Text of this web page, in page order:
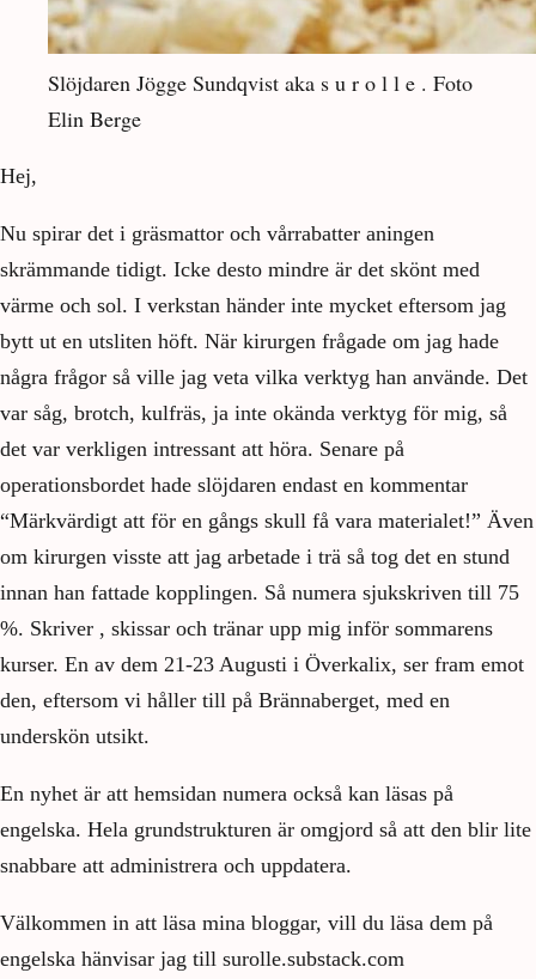
Slöjdaren Jögge Sundqvist aka s u r o l l e . Foto
Elin Berge
Hej,
Nu spirar det i gräsmattor och vårrabatter aningen
skrämmande tidigt. Icke desto mindre är det skönt med
värme och sol. I verkstan händer inte mycket eftersom jag
bytt ut en utsliten höft. När kirurgen frågade om jag hade
några frågor så ville jag veta vilka verktyg han använde. Det
var såg, brotch, kulfräs, ja inte okända verktyg för mig, så
det var verkligen intressant att höra. Senare på
operationsbordet hade slöjdaren endast en kommentar
“Märkvärdigt att för en gångs skull få vara materialet!” Även
om kirurgen visste att jag arbetade i trä så tog det en stund
innan han fattade kopplingen. Så numera sjukskriven till 75
%. Skriver , skissar och tränar upp mig inför sommarens
kurser. En av dem 21-23 Augusti i Överkalix, ser fram emot
den, eftersom vi håller till på Brännaberget, med en
underskön utsikt.
En nyhet är att hemsidan numera också kan läsas på
engelska. Hela grundstrukturen är omgjord så att den blir lite
snabbare att administrera och uppdatera.
Välkommen in att läsa mina bloggar, vill du läsa dem på
engelska hänvisar jag till surolle.substack.com